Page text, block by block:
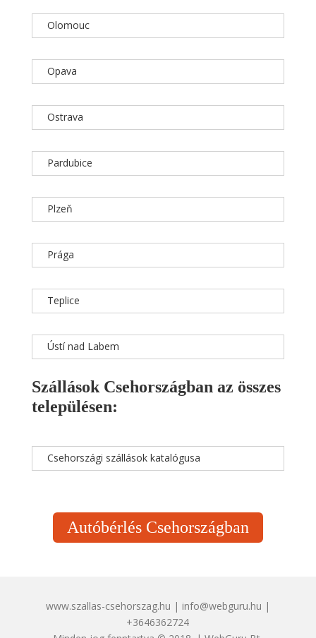
Olomouc
Opava
Ostrava
Pardubice
Plzeň
Prága
Teplice
Ústí nad Labem
Szállások Csehországban az összes
településen:
Csehországi szállások katalógusa
Autóbérlés Csehországban
www.szallas-csehorszag.hu | info@webguru.hu |
+3646362724